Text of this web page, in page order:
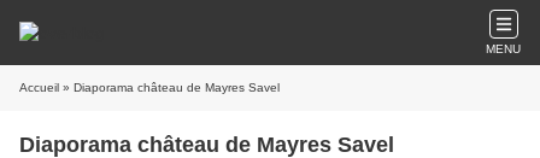
MENU
Accueil » Diaporama château de Mayres Savel
Diaporama château de Mayres Savel